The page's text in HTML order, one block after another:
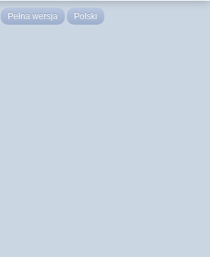
Pełna wersja Polski